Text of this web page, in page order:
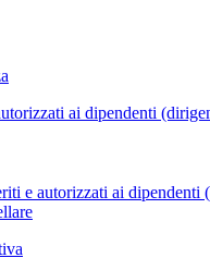
ai dipendenti
e autorizzati ai dipendenti